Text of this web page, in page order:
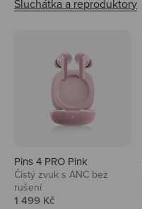
Pins 4 PRO Pink
Čistý zvuk s ANC bez
rušení
Prodejní cena
1 499 Kč